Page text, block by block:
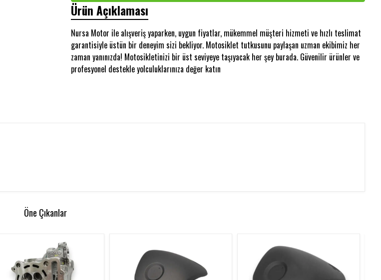
Ürün Açıklaması
Nursa Motor ile alışveriş yaparken, uygun fiyatlar, mükemmel müşteri hizmeti ve hızlı teslimat
garantisiyle üstün bir deneyim sizi bekliyor. Motosiklet tutkusunu paylaşan uzman ekibimiz her
zaman yanınızda! Motosikletinizi bir üst seviyeye taşıyacak her şey burada. Güvenilir ürünler ve
profesyonel destekle yolculuklarınıza değer katın
Öne Çıkanlar